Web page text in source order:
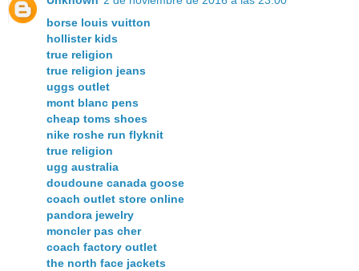
borse louis vuitton
hollister kids
true religion
true religion jeans
uggs outlet
mont blanc pens
cheap toms shoes
nike roshe run flyknit
true religion
ugg australia
doudoune canada goose
coach outlet store online
pandora jewelry
moncler pas cher
coach factory outlet
the north face jackets